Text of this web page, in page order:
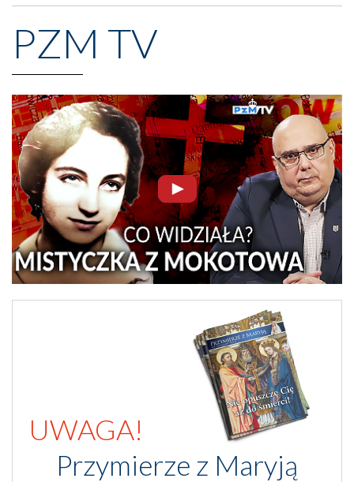
PZM TV
UWAGA!
Przymierze z Maryją